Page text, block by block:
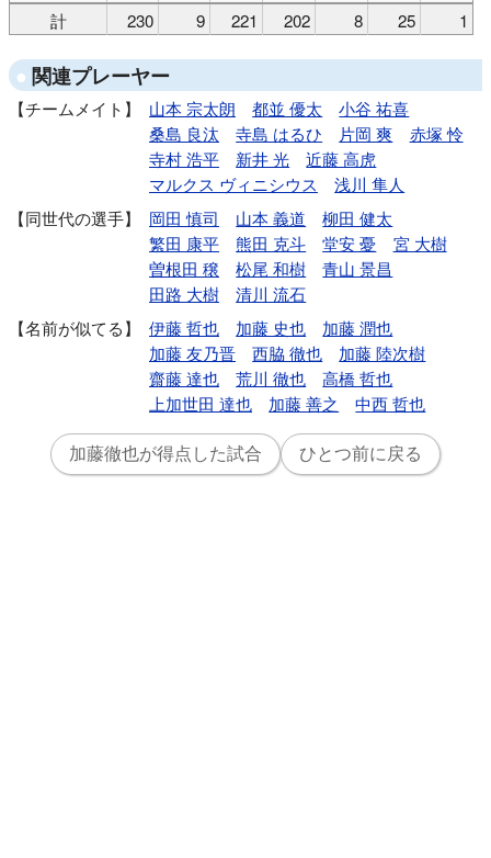
計
230 9 221 202 8 25 1
関連プレーヤー
チームメイト 山本 宗太朗 都並 優太
小谷 祐喜
桑島 良汰
寺島 はるひ 片岡 爽
赤塚 怜
寺村 浩平
新井 光
近藤 高虎
マルクス ヴィニシウス
浅川 隼人
同世代の選手
岡田 慎司 山本 義道
柳田 健太
繁田 康平
熊田 克斗 堂安 憂
宮 大樹
曽根田 穣
松尾 和樹
青山 景昌
田路 大樹
清川 流石
名前が似てる
伊藤 哲也 加藤 史也
加藤 潤也
加藤 友乃晋
西脇 徹也
加藤 陸次樹
齋藤 達也
荒川 徹也
高橋 哲也
上加世田 達也
加藤 善之 中西 哲也
加藤徹也が得点した試合 ひとつ前に戻る